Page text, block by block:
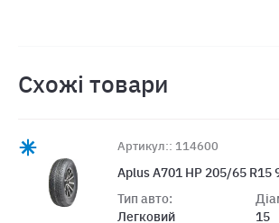
Схожі товари
Артикул:: 114600
Aplus A701 HP 205/65 R15
Тип авто:
Легковий
15